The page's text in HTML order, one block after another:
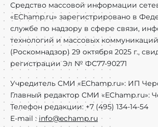
Средство массовой информации
«EChamp.ru» зарегистрировано в
службе по надзору в сфере связи,
технологий и массовых коммуникаций
(Роскомнадзор) 29 октября 2025 г.,
регистрации Эл № ФС77-90271
Учредитель СМИ «EChamp.ru»: ИП
Главный редактор СМИ «EChamp.ru»:
Телефон редакции: +7 (495) 134-14-54
E-mail : info@echamp.ru